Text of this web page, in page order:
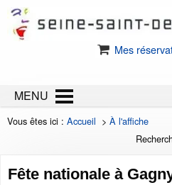
Mes
MENU
Vous êtes ici : Accueil > À l'affiche
Fête nationale à